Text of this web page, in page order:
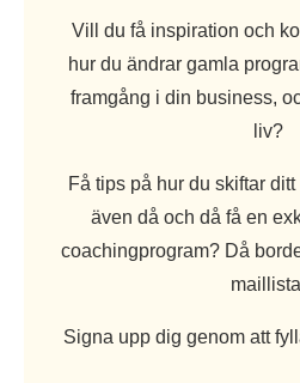
Vill du få inspiration och
hur du ändrar gamla
framgång i din business,
liv?
Få tips på hur du skiftar
även då och då få en
coachingprogram? Då
Signa upp dig genom att